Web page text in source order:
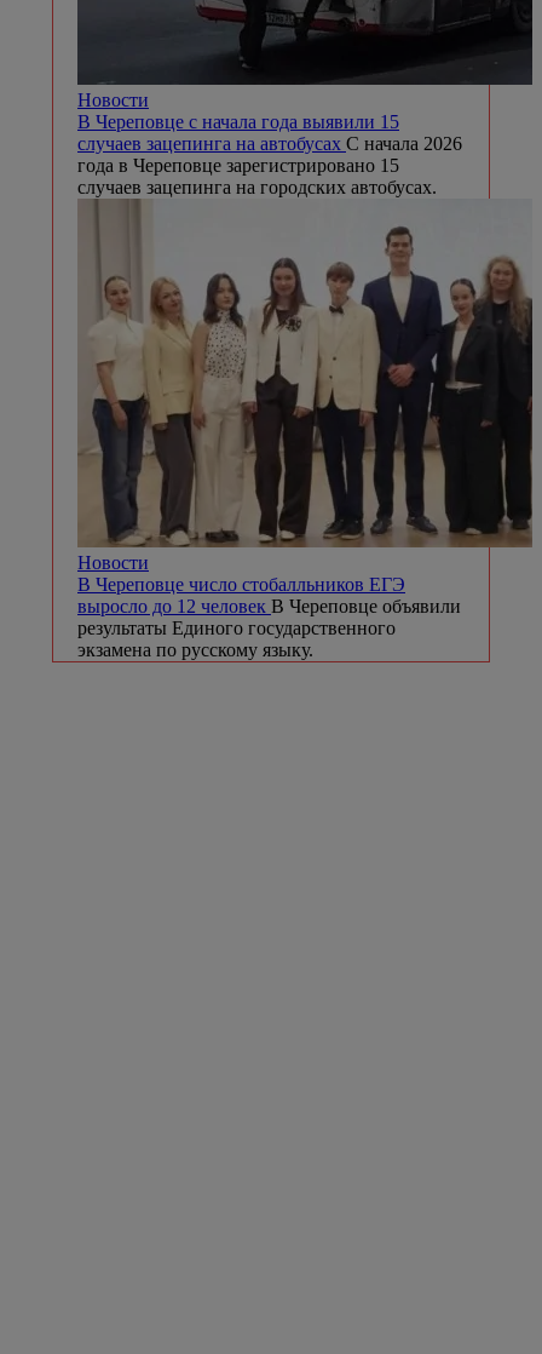
Новости
В Череповце с начала года выявили 15
случаев зацепинга на автобусах С начала 2026
года в Череповце зарегистрировано 15
случаев зацепинга на городских автобусах.
Новости
В Череповце число стобалльников ЕГЭ
выросло до 12 человек В Череповце объявили
результаты Единого государственного
экзамена по русскому языку.